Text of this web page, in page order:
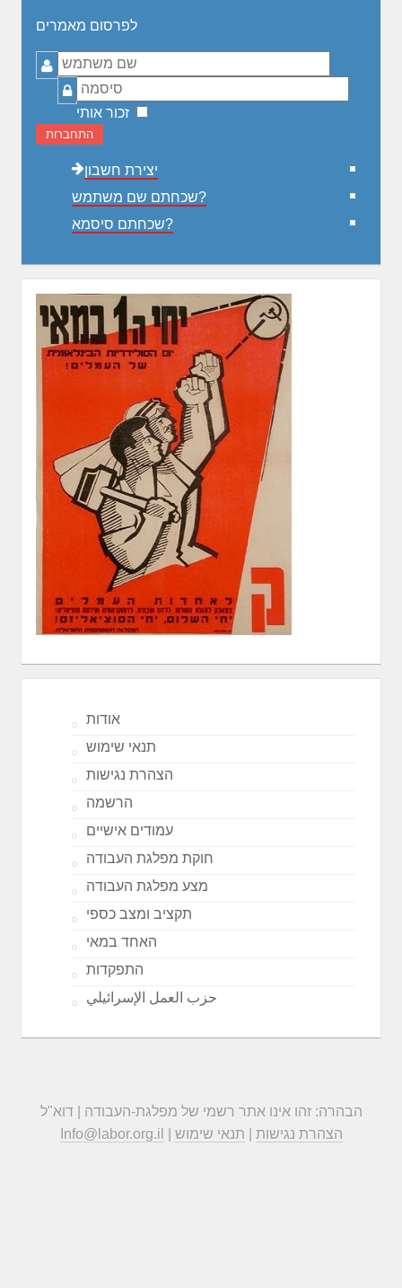
לפרסום מאמרים
שם
משתמש
סיסמה
זכור אותי
התחברות
יצירת חשבון
שכחתם שם משתמש?
שכחתם סיסמא?
אודות
תנאי שימוש
הצהרת נגישות
הרשמה
עמודים אישיים
חוקת מפלגת העבודה
מצע מפלגת העבודה
תקציב ומצב כספי
האחד במאי
התפקדות
حزب العمل الإسرائيلي
הבהרה: זהו אינו אתר רשמי של מפלגת-העבודה | דוא"ל
Info@labor.org.il
הצהרת נגישות תנאי שימוש